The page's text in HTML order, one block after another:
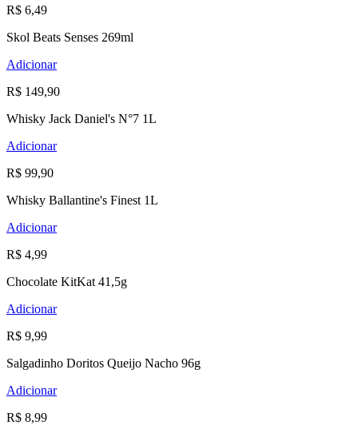
R$ 6,49
Skol Beats Senses 269ml
Adicionar
R$ 149,90
Whisky Jack Daniel's N°7 1L
Adicionar
R$ 99,90
Whisky Ballantine's Finest 1L
Adicionar
R$ 4,99
Chocolate KitKat 41,5g
Adicionar
R$ 9,99
Salgadinho Doritos Queijo Nacho 96g
Adicionar
R$ 8,99